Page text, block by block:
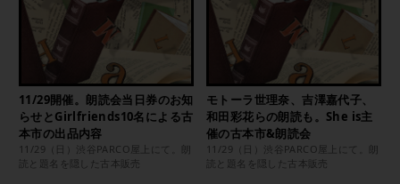
11/29開催。朗読会当日券のお知
らせとGirlfriends10名による古
本市の出品内容
11/29（日）渋谷PARCO屋上にて。朗
読と題名を隠した古本販売
モトーラ世理奈、吉澤嘉代子、
和田彩花らの朗読も。She is主
催の古本市&朗読会
11/29（日）渋谷PARCO屋上にて。朗
読と題名を隠した古本販売